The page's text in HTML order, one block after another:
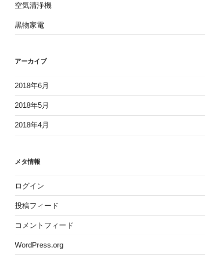
空気清浄機
黒物家電
アーカイブ
2018年6月
2018年5月
2018年4月
メタ情報
ログイン
投稿フィード
コメントフィード
WordPress.org